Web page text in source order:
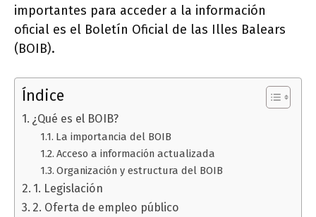
importantes para acceder a la información
oficial es el Boletín Oficial de las Illes Balears
(BOIB).
Índice
¿Qué es el BOIB?
La importancia del BOIB
Acceso a información actualizada
Organización y estructura del BOIB
1. Legislación
2. Oferta de empleo público